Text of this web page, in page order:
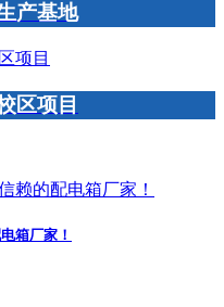
产基地
区项目
箱厂家！